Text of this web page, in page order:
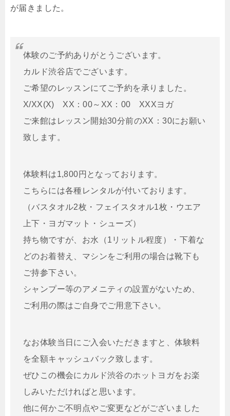
が届きました。
体験のご予約ありがとうございます。
カルド渋谷店でございます。
ご希望のレッスンにてご予約を承りました。
X/XX(X) XX：00～XX：00 XXXヨガ
ご来館はレッスン開始30分前のXX：30にお願い
致します。
体験料は1,800円となっております。
こちらには各種レンタルが付いております。
（バスタオル2枚・フェイスタオル1枚・ウエア
上下・ヨガマット・シューズ）
持ち物ですが、お水（1リットル程度）・下着な
どのお着替え、マシンをご利用の場合は靴下も
ご持参下さい。
シャンプー等のアメニティの設置がないため、
ご利用の際はご自身でご用意下さい。
なお体験当日にご入会いただきますと、体験料
を全額キャッシュバック致します。
ぜひこの機会に カルド渋谷のホットヨガをお楽
しみいただければと思います。
他に何かご不明点やご変更などがございました